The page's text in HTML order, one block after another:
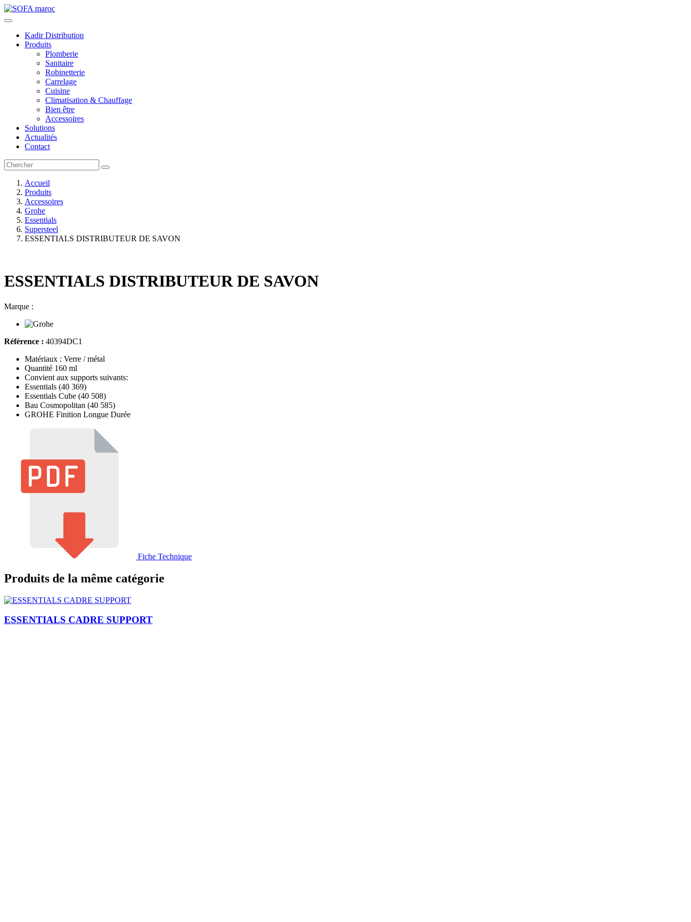
Kadir Distribution
Produits
Plomberie
Sanitaire
Robinetterie
Carrelage
Cuisine
Climatisation & Chauffage
Bien être
Accessoires
Solutions
Actualités
Contact
Accueil
Produits
Accessoires
Grohe
Essentials
Supersteel
ESSENTIALS DISTRIBUTEUR DE SAVON
ESSENTIALS DISTRIBUTEUR DE SAVON
Marque :
Référence : 40394DC1
Matériaux : Verre / métal
Quantité 160 ml
Convient aux supports suivants:
Essentials (40 369)
Essentials Cube (40 508)
Bau Cosmopolitan (40 585)
GROHE Finition Longue Durée
Fiche Technique
Produits de la même catégorie
ESSENTIALS CADRE SUPPORT